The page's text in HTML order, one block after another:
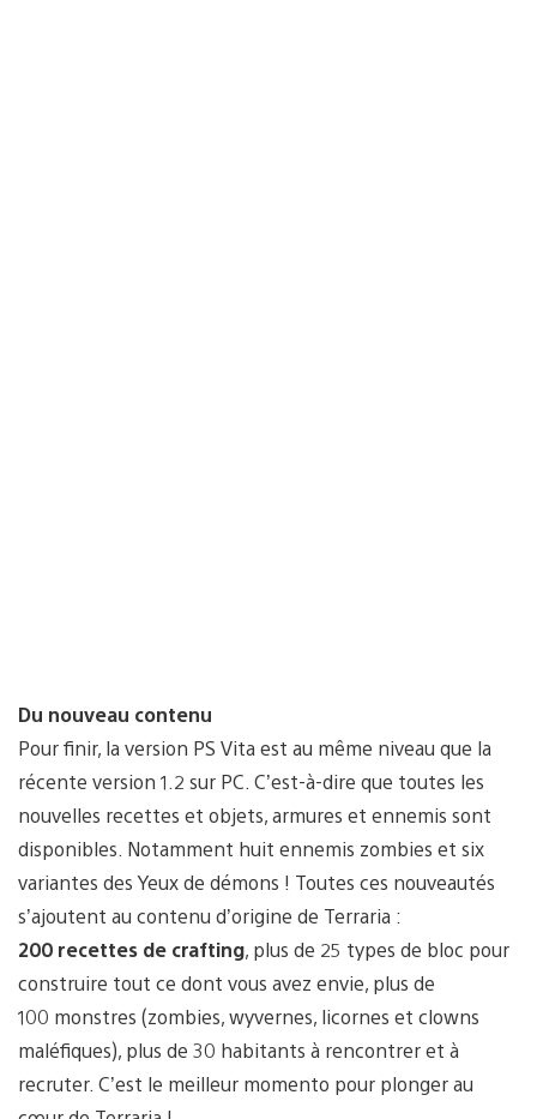
Du nouveau contenu
Pour finir, la version PS Vita est au même niveau que la
récente version 1.2 sur PC. C’est-à-dire que toutes les
nouvelles recettes et objets, armures et ennemis sont
disponibles. Notamment huit ennemis zombies et six
variantes des Yeux de démons ! Toutes ces nouveautés
s’ajoutent au contenu d’origine de Terraria :
200 recettes de crafting, plus de 25 types de bloc pour
construire tout ce dont vous avez envie, plus de
100 monstres (zombies, wyvernes, licornes et clowns
maléfiques), plus de 30 habitants à rencontrer et à
recruter. C’est le meilleur momento pour plonger au